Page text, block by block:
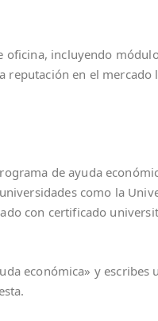
incluyendo
reputación en el
de ayuda
como la
con certificado
económica» y escribes